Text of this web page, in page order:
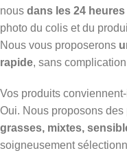
nous dans les 24
photo du colis et du
Nous vous proposerons
rapide, sans
Vos produits
Oui. Nous proposons
grasses, mixtes,
soigneusement